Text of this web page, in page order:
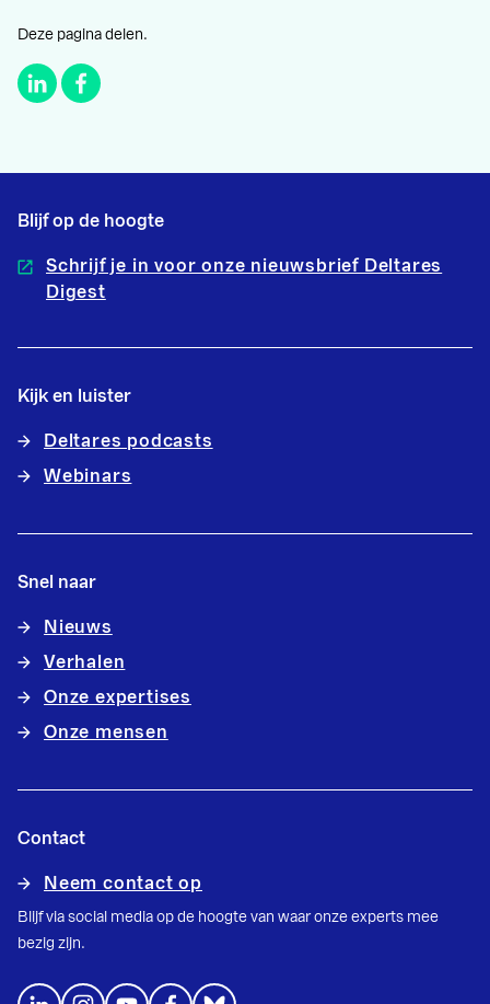
Deze pagina delen.
Blijf op de hoogte
Schrijf je in voor onze nieuwsbrief Deltares
Digest
Kijk en luister
Deltares podcasts
Webinars
Snel naar
Nieuws
Verhalen
Onze expertises
Onze mensen
Contact
Neem contact op
Blijf via social media op de hoogte van waar onze experts mee
bezig zijn.